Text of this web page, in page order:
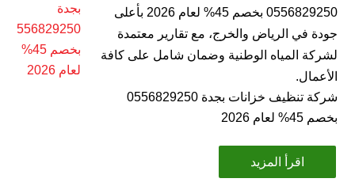
0556829250 بخصم 45% لعام 2026 بأعلى
جودة في الرياض والخرج، مع تقارير معتمدة
لشركة المياه الوطنية وضمان شامل على كافة
الأعمال.
شركة تنظيف خزانات بجدة 0556829250
بخصم 45% لعام 2026
اقرأ المزيد